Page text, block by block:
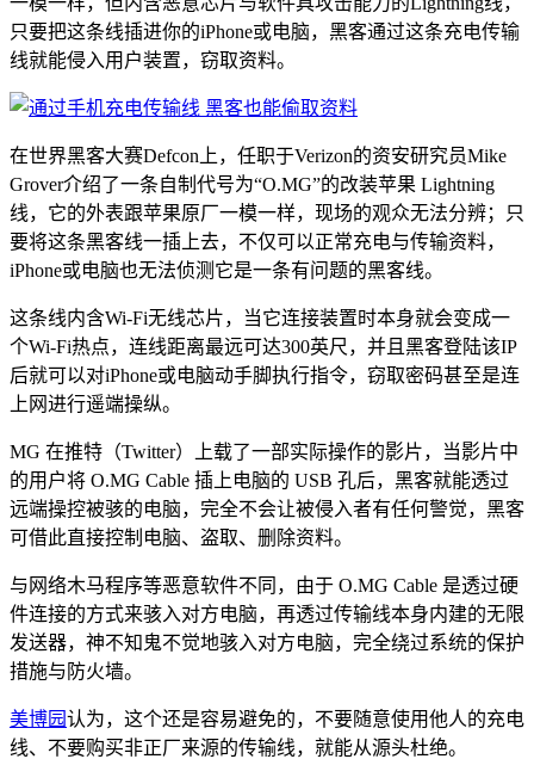
只要把这条线插进你的iPhone或电脑，黑客通过这条充电传输
线就能侵入用户装置，窃取资料。
在世界黑客大赛Defcon上，任职于Verizon的资安研究员Mike
Grover介绍了一条自制代号为“O.MG”的改装苹果 Lightning
线，它的外表跟苹果原厂一模一样，现场的观众无法分辨；只
要将这条黑客线一插上去，不仅可以正常充电与传输资料，
iPhone或电脑也无法侦测它是一条有问题的黑客线。
这条线内含Wi-Fi无线芯片，当它连接装置时本身就会变成一
个Wi-Fi热点，连线距离最远可达300英尺，并且黑客登陆该IP
后就可以对iPhone或电脑动手脚执行指令，窃取密码甚至是连
上网进行遥端操纵。
MG 在推特（Twitter）上载了一部实际操作的影片，当影片中
的用户将 O.MG Cable 插上电脑的 USB 孔后，黑客就能透过
远端操控被骇的电脑，完全不会让被侵入者有任何警觉，黑客
可借此直接控制电脑、盗取、删除资料。
与网络木马程序等恶意软件不同，由于 O.MG Cable 是透过硬
件连接的方式来骇入对方电脑，再透过传输线本身内建的无限
发送器，神不知鬼不觉地骇入对方电脑，完全绕过系统的保护
措施与防火墙。
美博园认为，这个还是容易避免的，不要随意使用他人的充电
线、不要购买非正厂来源的传输线，就能从源头杜绝。